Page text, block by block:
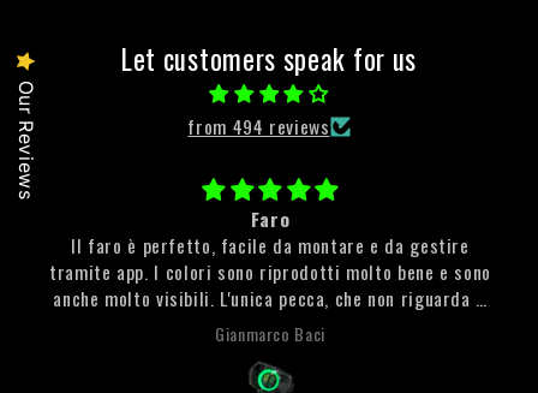
Let customers speak for us
from 494 reviews
Faro
Il faro è perfetto, facile da montare e da gestire
tramite app. I colori sono riprodotti molto bene e sono
anche molto visibili. L'unica pecca, che non riguarda il
faro, è stata la spedizione che, tra tanti problemi si è
fatta molto desiderare. Però l'attesa è stata ripagata
con un prodotto di qualità
Gianmarco Baci
Our Reviews